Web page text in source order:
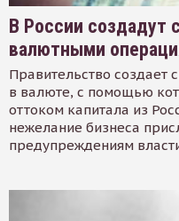
В России создадут
валютными
Правительство создает
в валюте, с помощью
оттоком капитала из
нежелание бизнеса
предупреждениям